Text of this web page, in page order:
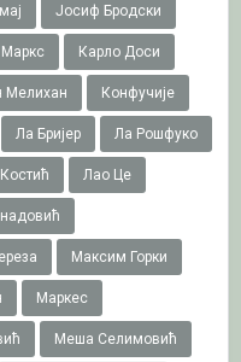
Јосиф Бродски
Карло Доси
Мелихан Конфучије
Ла Бријер Ла Рошфуко
Лао Це
Максим Горки
Маркес
Меша Селимовић